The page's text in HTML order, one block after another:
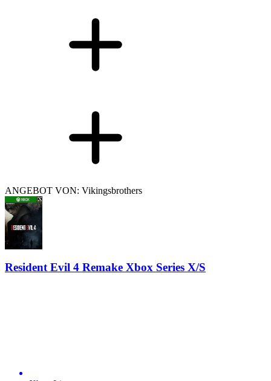
ANGEBOT VON: Vikingsbrothers
Resident Evil 4 Remake Xbox Series X/S